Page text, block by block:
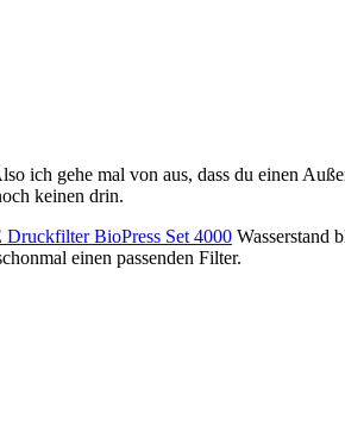
ich gehe mal von aus, dass du einen
keinen drin.
Druckfilter BioPress Set 4000 Wasserstand
einen passenden Filter.